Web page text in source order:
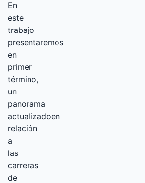
En
este
trabajo
presentaremos
en
primer
término,
un
panorama
actualizadoen
relación
a
las
carreras
de